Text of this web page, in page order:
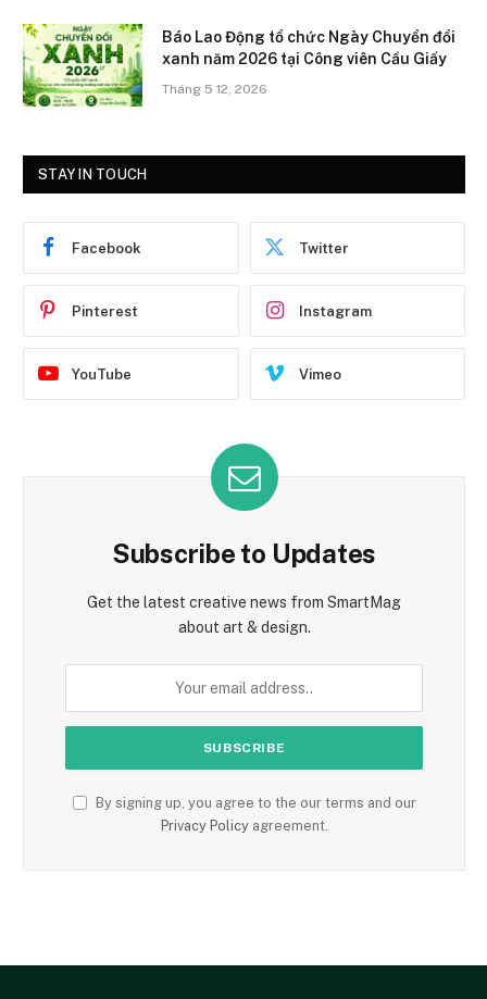
Báo Lao Động tổ chức Ngày Chuyển đổi
xanh năm 2026 tại Công viên Cầu Giấy
Tháng 5 12, 2026
STAY IN TOUCH
Facebook Twitter
Pinterest Instagram
YouTube Vimeo
Subscribe to Updates
Get the latest creative news from SmartMag
about art & design.
By signing up, you agree to the our terms and our
Privacy Policyagreement.